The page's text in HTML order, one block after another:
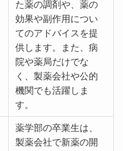
た薬の調剤や、薬の
効果や副作用につい
てのアドバイスを提
供します。また、病
院や薬局だけでな
く、製薬会社や公的
機関でも活躍しま
す。
薬学部の卒業生は、
製薬会社で新薬の開